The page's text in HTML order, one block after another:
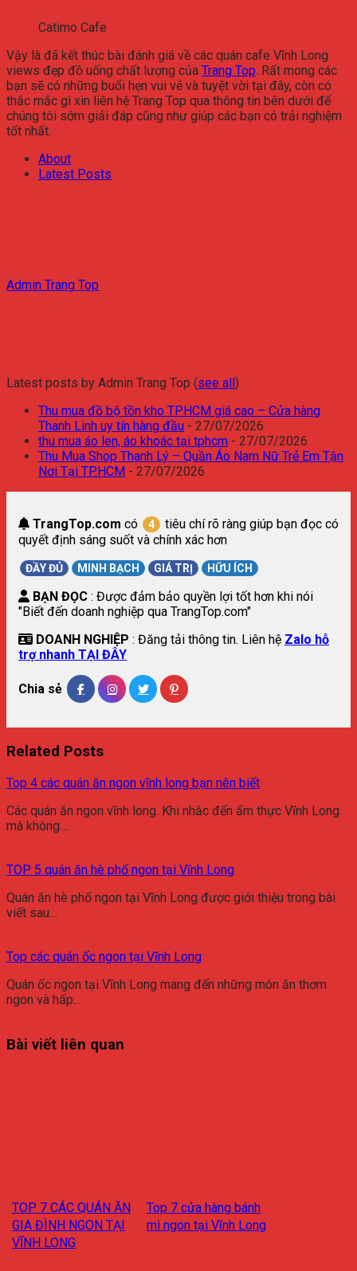
Catimo Cafe
Vậy là đã kết thúc bài đánh giá về các quán cafe Vĩnh Long
views đẹp đồ uống chất lượng của Trang Top. Rất mong các
bạn sẽ có những buổi hẹn vui vẻ và tuyệt vời tại đây, còn có
thắc mắc gì xin liên hệ Trang Top qua thông tin bên dưới để
chúng tôi sớm giải đáp cũng như giúp các bạn có trải nghiệm
tốt nhất.
About
Latest Posts
Admin Trang Top
Latest posts by Admin Trang Top (see all)
Thu mua đồ bộ tồn kho TPHCM giá cao – Cửa hàng
Thanh Linh uy tín hàng đầu - 27/07/2026
thu mua áo len, áo khoác tại tphcm - 27/07/2026
Thu Mua Shop Thanh Lý – Quần Áo Nam Nữ Trẻ Em Tận
Nơi Tại TP.HCM - 27/07/2026
TrangTop.com có 4
tiêu chí rõ ràng giúp bạn đọc có
quyết định sáng suốt và chính xác hơn
ĐẦY ĐỦ MINH BẠCH GIÁ TRỊ HỮU ÍCH
BẠN ĐỌC : Được đảm bảo quyền lợi tốt hơn khi nói
"Biết đến doanh nghiệp qua TrangTop.com"
DOANH NGHIỆP : Đăng tải thông tin. Liên hệ Zalo hỗ
trợ nhanh TẠI ĐÂY
Chia sẻ
Related Posts
Top 4 các quán ăn ngon vĩnh long bạn nên biết
Các quán ăn ngon vĩnh long. Khi nhắc đến ẩm thực Vĩnh Long
mà không…
TOP 5 quán ăn hè phố ngon tại Vĩnh Long
Quán ăn hè phố ngon tại Vĩnh Long được giới thiệu trong bài
viết sau…
Top các quán ốc ngon tại Vĩnh Long
Quán ốc ngon tại Vĩnh Long mang đến những món ăn thơm
ngon và hấp…
Bài viết liên quan
TOP 7 CÁC QUÁN ĂN
GIA ĐÌNH NGON TẠI
VĨNH LONG
Top 7 cửa hàng bánh
mì ngon tại Vĩnh Long